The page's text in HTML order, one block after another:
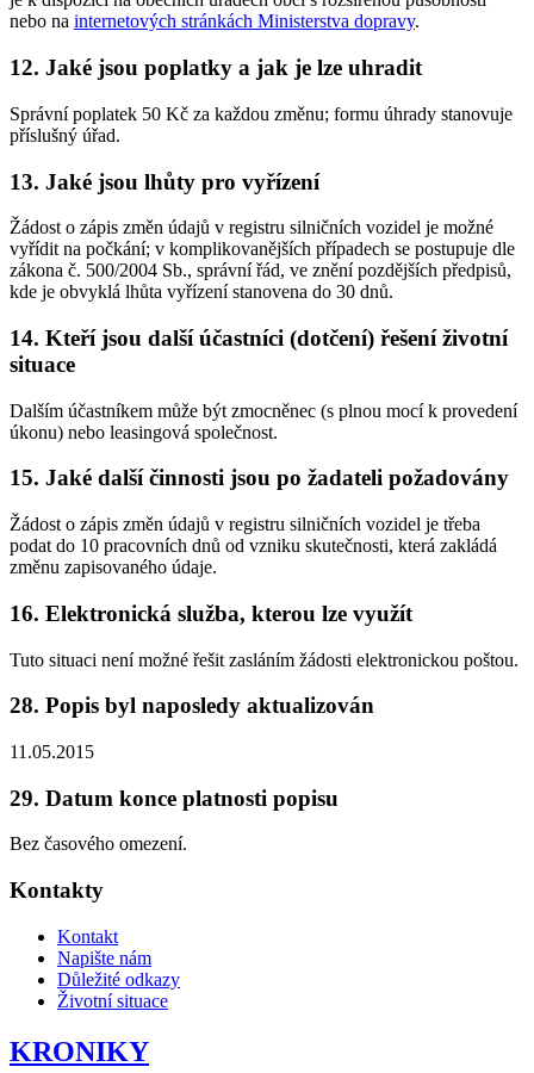
nebo na internetových stránkách Ministerstva dopravy.
12. Jaké jsou poplatky a jak je lze uhradit
Správní poplatek 50 Kč za každou změnu; formu úhrady stanovuje
příslušný úřad.
13. Jaké jsou lhůty pro vyřízení
Žádost o zápis změn údajů v registru silničních vozidel je možné
vyřídit na počkání; v komplikovanějších případech se postupuje dle
zákona č. 500/2004 Sb., správní řád, ve znění pozdějších předpisů,
kde je obvyklá lhůta vyřízení stanovena do 30 dnů.
14. Kteří jsou další účastníci (dotčení) řešení životní
situace
Dalším účastníkem může být zmocněnec (s plnou mocí k provedení
úkonu) nebo leasingová společnost.
15. Jaké další činnosti jsou po žadateli požadovány
Žádost o zápis změn údajů v registru silničních vozidel je třeba
podat do 10 pracovních dnů od vzniku skutečnosti, která zakládá
změnu zapisovaného údaje.
16. Elektronická služba, kterou lze využít
Tuto situaci není možné řešit zasláním žádosti elektronickou poštou.
28. Popis byl naposledy aktualizován
11.05.2015
29. Datum konce platnosti popisu
Bez časového omezení.
Kontakty
Kontakt
Napište nám
Důležité odkazy
Životní situace
KRONIKY